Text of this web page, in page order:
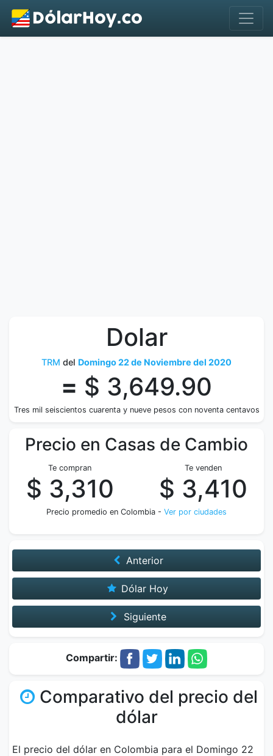
Dolar
TRM del Domingo 22 de Noviembre del 2020
= $ 3,649.90
Tres mil seiscientos cuarenta y nueve pesos con noventa centavos
Precio en Casas de Cambio
Te compran
$ 3,310
Te venden
$ 3,410
Precio promedio en Colombia - Ver por ciudades
Anterior
Dólar Hoy
Siguiente
Compartir:
Comparativo del precio del
dólar
El precio del dólar en Colombia para el Domingo 22